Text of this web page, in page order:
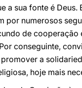
a sua fonte é
por numerosos
de cooperação
conseguinte,
a
hoje mais